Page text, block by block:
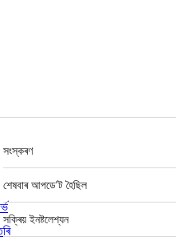
মেটা
সংস্কৰণ
শেষবাৰ আপডে’ট হৈছিল
সক্ৰিয় ইনষ্টলেশ্যন